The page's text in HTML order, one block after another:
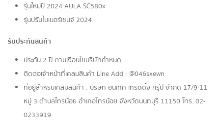
รุ่นใหม่ปี 2024 AULA SC580x
รุ่นปรับไมเนอร์เชนจ์ 2024
รับประกันสินค้า
ประกัน 2 ปี ตามเงื่อนไขบริษัทกำหนด
ติดต่อเจ้าหน้าที่เคลมสินค้า Line Add : @046sxewn
ที่อยู่สำหรับเคลมสินค้า : บริษัท อินเทค เทรดดิ้ง กรุ๊ป จำกัด 17/9-11
หมู่ 3 ตำบลไทรน้อย อำเภอไทรน้อย จังหวัดนนทบุรี 11150 โทร. 02-
0233919